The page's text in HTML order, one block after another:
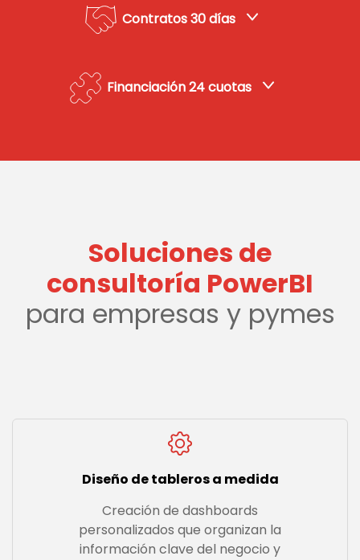
Contratos 30 días
Financiación 24 cuotas
Soluciones de
consultoría PowerBI
para empresas y pymes
Diseño de tableros a medida
Creación de dashboards
personalizados que organizan la
información clave del negocio y